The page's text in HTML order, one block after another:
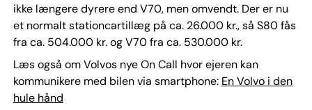
ikke længere dyrere end V70, men omvendt. Der er nu
et normalt stationcartillæg på ca. 26.000 kr., så S80 fås
fra ca. 504.000 kr. og V70 fra ca. 530.000 kr.
Læs også om Volvos nye On Call hvor ejeren kan
kommunikere med bilen via smartphone: En Volvo i den
hule hånd